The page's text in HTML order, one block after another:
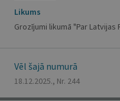
Likums
Grozījumi likumā "Par
Vēl šajā numurā
18.12.2025., Nr. 244